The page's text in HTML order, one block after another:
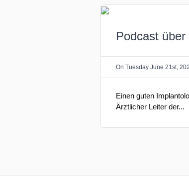
Podcast
OnTuesday June 21st,
Einen guten
Ärztlicher Leiter der...